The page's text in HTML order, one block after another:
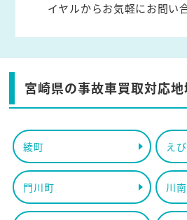
イヤルからお気軽にお問い
宮崎県の事故車買取対応地
綾町 え
門川町 川